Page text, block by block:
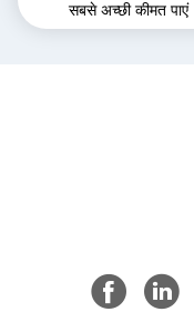
एक्सिस ड्राइव के साथ
सबसे अच्छी कीमत पाएं